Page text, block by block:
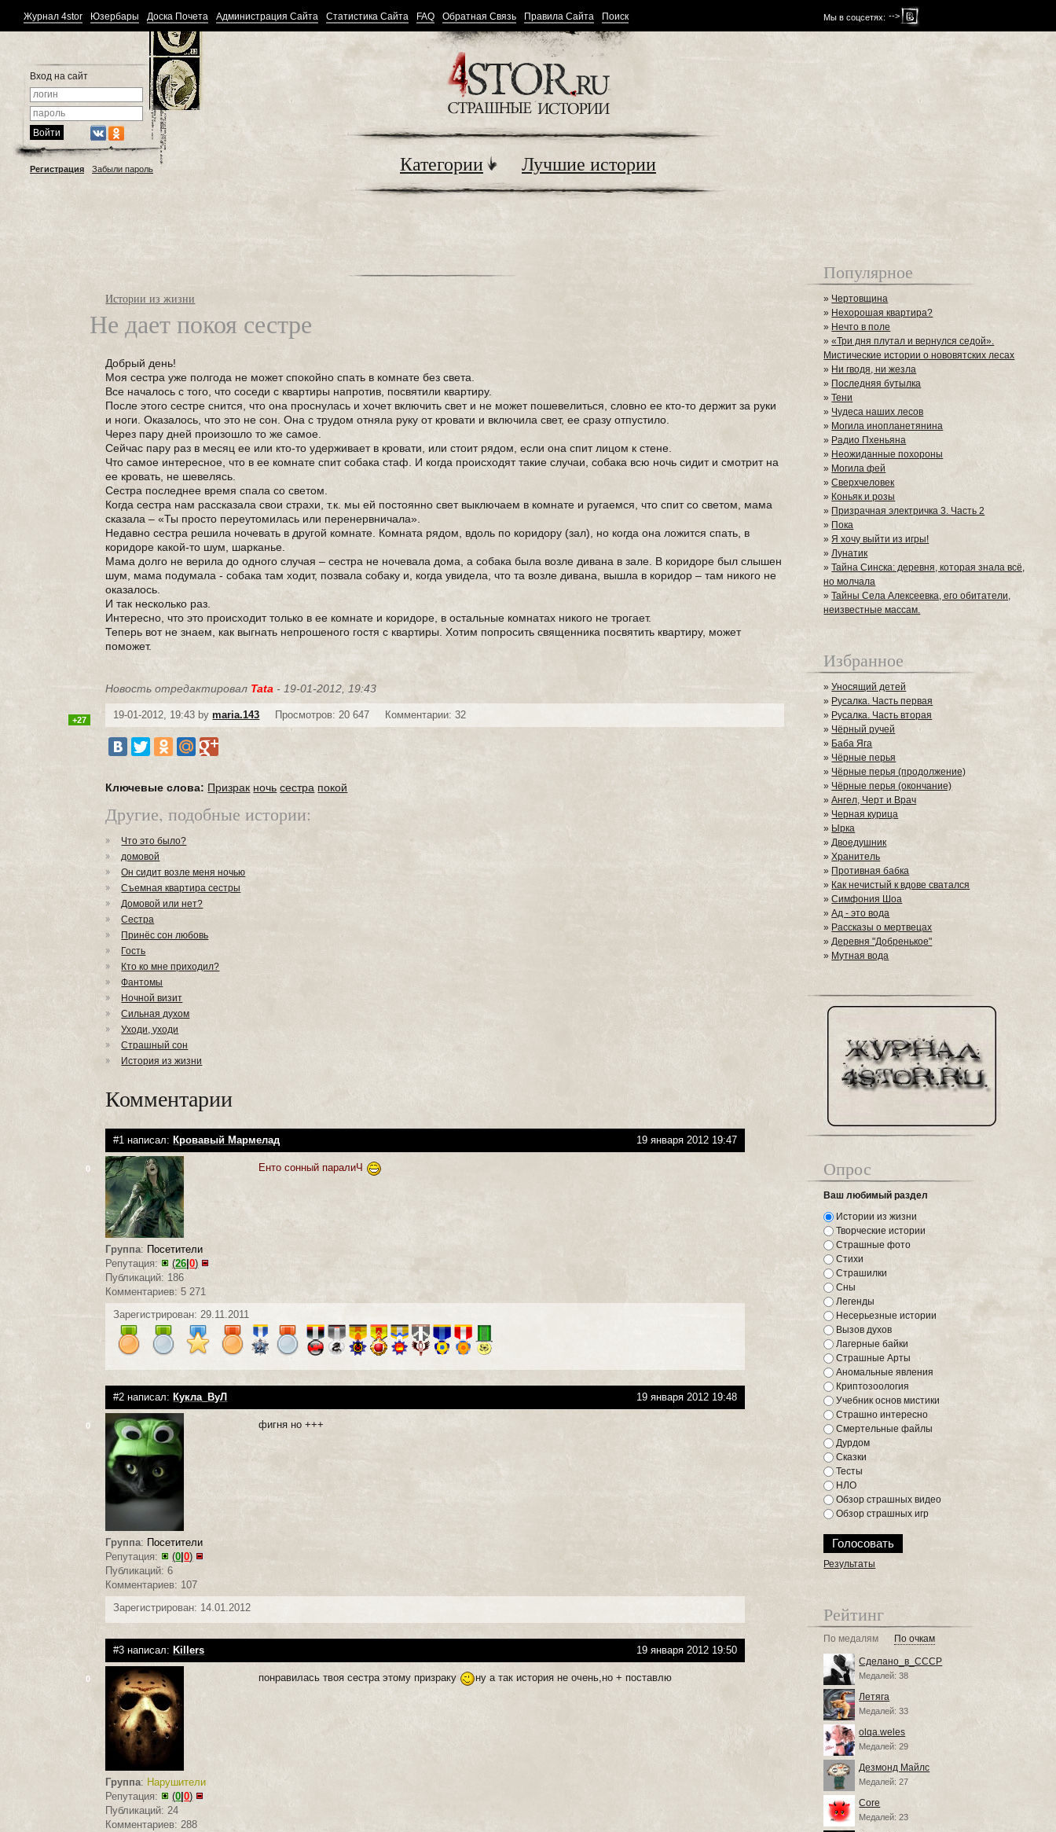
Мы в соцсетях: -->
Журнал 4stor Юзербары Доска Почета Администрация Сайта Статистика Сайта FAQ Обратная Связь Правила Сайта Поиск
Вход на сайт
Регистрация Забыли пароль Категории Лучшие истории
Истории из жизни
Не дает покоя сестре
Добрый день!
Моя сестра уже полгода не может спокойно спать в комнате без света.
Все началось с того, что соседи с квартиры напротив, посвятили квартиру.
После этого сестре снится, что она проснулась и хочет включить свет и не может пошевелиться, словно ее кто-то держит за руки
и ноги. Оказалось, что это не сон. Она с трудом отняла руку от кровати и включила свет, ее сразу отпустило.
Через пару дней произошло то же самое.
Сейчас пару раз в месяц ее или кто-то удерживает в кровати, или стоит рядом, если она спит лицом к стене.
Что самое интересное, что в ее комнате спит собака стаф. И когда происходят такие случаи, собака всю ночь сидит и смотрит на
ее кровать, не шевелясь.
Сестра последнее время спала со светом.
Когда сестра нам рассказала свои страхи, т.к. мы ей постоянно свет выключаем в комнате и ругаемся, что спит со светом, мама
сказала – «Ты просто переутомилась или перенервничала».
Недавно сестра решила ночевать в другой комнате. Комната рядом, вдоль по коридору (зал), но когда она ложится спать, в
коридоре какой-то шум, шарканье.
Мама долго не верила до одного случая – сестра не ночевала дома, а собака была возле дивана в зале. В коридоре был слышен
шум, мама подумала - собака там ходит, позвала собаку и, когда увидела, что та возле дивана, вышла в коридор – там никого не
оказалось.
И так несколько раз.
Интересно, что это происходит только в ее комнате и коридоре, в остальные комнатах никого не трогает.
Теперь вот не знаем, как выгнать непрошеного гостя с квартиры. Хотим попросить священника посвятить квартиру, может
поможет.
Новость отредактировал Tata - 19-01-2012, 19:43
19-01-2012, 19:43 bymaria.143 Просмотров: 20 647 Комментарии: 32
+27
Ключевые слова: Призрак ночь сестра покой
Другие, подобные истории:
Что это было?
домовой
Он сидит возле меня ночью
Съемная квартира сестры
Домовой или нет?
Сестра
Принёс сон любовь
Гость
Кто ко мне приходил?
Фантомы
Ночной визит
Сильная духом
Уходи, уходи
Страшный сон
История из жизни
Комментарии
#1 написал: Кровавый Мармелад 19 января 2012 19:47
0
Группа: Посетители
Репутация:
(26|0)
Публикаций: 186
Комментариев: 5 271
Енто сонный паралиЧ
Зарегистрирован: 29.11.2011
#2 написал:Кукла_ВуЛ 19 января 2012 19:48
0
Группа: Посетители
Репутация:
(0 |0)
Публикаций: 6
Комментариев: 107
фигня но +++
Зарегистрирован: 14.01.2012
#3 написал: Killers 19 января 2012 19:50
0
Группа: Нарушители
Репутация:
(0 |0)
Публикаций: 24
Комментариев: 288
понравилась твоя сестра этому призраку ну а так история не очень,но + поставлю
Популярное
» Чертовщина
» Нехорошая квартира?
» Нечто в поле
»«Три дня плутал и вернулся седой».
Мистические истории о нововятских лесах
» Ни гводя, ни жезла
» Последняя бутылка
»Тени
» Чудеса наших лесов
» Могила инопланетянина
» Радио Пхеньяна
» Неожиданные похороны
» Могила фей
»Сверхчеловек
» Коньяк и розы
» Призрачная электричка 3. Часть 2
» Пока
»Я хочу выйти из игры!
»Лунатик
»Тайна Синска: деревня, которая знала всё,
но молчала
»Тайны Села Алексеевка, его обитатели,
неизвестные массам.
Избранное
»Уносящий детей
» Русалка. Часть первая
» Русалка. Часть вторая
» Чёрный ручей
» Баба Яга
»Чёрные перья
» Чёрные перья (продолжение)
» Чёрные перья (окончание)
»Ангел, Черт и Врач
» Черная курица
» Ырка
»Двоедушник
»Хранитель
» Противная бабка
» Как нечистый к вдове сватался
»Симфония Шоа
»Ад - это вода
» Рассказы о мертвецах
»Деревня "Добренькое"
» Мутная вода
Опрос
Ваш любимый раздел
Истории из жизни
Творческие истории
Страшные фото
Стихи
Страшилки
Сны
Легенды
Несерьезные истории
Вызов духов
Лагерные байки
Страшные Арты
Аномальные явления
Криптозоология
Учебник основ мистики
Страшно интересно
Смертельные файлы
Дурдом
Сказки
Тесты
НЛО
Обзор страшных видео
Обзор страшных игр
Результаты
Рейтинг
По медалям По очкам
Сделано_в_СССР
Медалей: 38
Летяга
Медалей: 33
olqa.weles
Медалей: 29
Дезмонд Майлс
Медалей: 27
Core
Медалей: 23